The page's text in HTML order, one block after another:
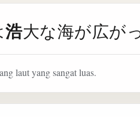
浩大な海が広が
laut yang sangat luas.